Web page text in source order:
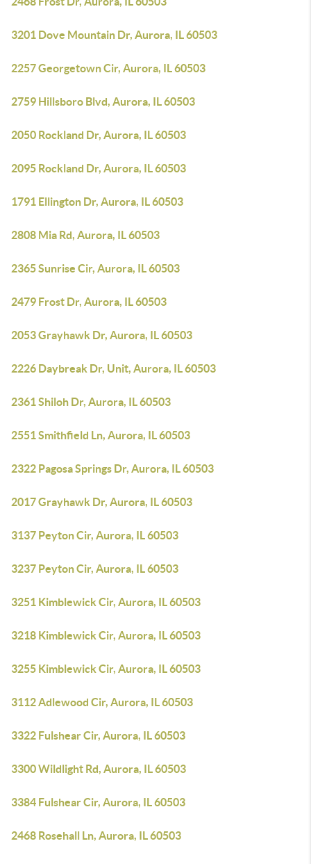
3201 Dove Mountain Dr, Aurora, IL 60503
2257 Georgetown Cir, Aurora, IL 60503
2759 Hillsboro Blvd, Aurora, IL 60503
2050 Rockland Dr, Aurora, IL 60503
2095 Rockland Dr, Aurora, IL 60503
1791 Ellington Dr, Aurora, IL 60503
2808 Mia Rd, Aurora, IL 60503
2365 Sunrise Cir, Aurora, IL 60503
2479 Frost Dr, Aurora, IL 60503
2053 Grayhawk Dr, Aurora, IL 60503
2226 Daybreak Dr, Unit, Aurora, IL 60503
2361 Shiloh Dr, Aurora, IL 60503
2551 Smithfield Ln, Aurora, IL 60503
2322 Pagosa Springs Dr, Aurora, IL 60503
2017 Grayhawk Dr, Aurora, IL 60503
3137 Peyton Cir, Aurora, IL 60503
3237 Peyton Cir, Aurora, IL 60503
3251 Kimblewick Cir, Aurora, IL 60503
3218 Kimblewick Cir, Aurora, IL 60503
3255 Kimblewick Cir, Aurora, IL 60503
3112 Adlewood Cir, Aurora, IL 60503
3322 Fulshear Cir, Aurora, IL 60503
3300 Wildlight Rd, Aurora, IL 60503
3384 Fulshear Cir, Aurora, IL 60503
2468 Rosehall Ln, Aurora, IL 60503